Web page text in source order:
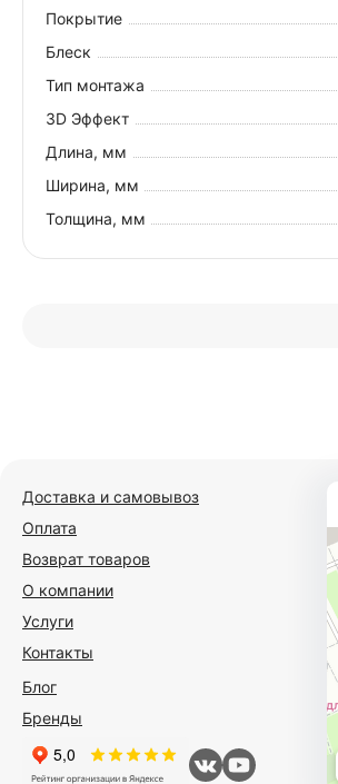
Покрытие
Блеск
Тип монтажа
3D Эффект
Длина, мм
Ширина, мм
Толщина, мм
Доставка и самовывоз
Оплата
Возврат товаров
О компании
Услуги
Контакты
Блог
Бренды